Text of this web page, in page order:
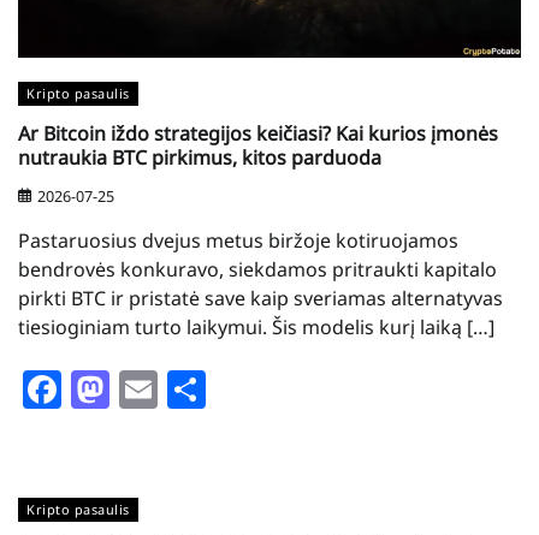
Kripto pasaulis
Ar Bitcoin iždo strategijos keičiasi? Kai kurios įmonės
nutraukia BTC pirkimus, kitos parduoda
2026-07-25
Pastaruosius dvejus metus biržoje kotiruojamos
bendrovės konkuravo, siekdamos pritraukti kapitalo
pirkti BTC ir pristatė save kaip sveriamas alternatyvas
tiesioginiam turto laikymui. Šis modelis kurį laiką […]
Facebook
Mastodon
Email
Kripto pasaulis